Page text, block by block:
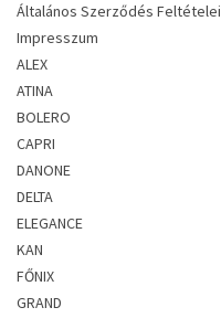
Általános Szerződés Feltételei
Impresszum
ALEX
ATINA
BOLERO
CAPRI
DANONE
DELTA
ELEGANCE
KAN
FŐNIX
GRAND